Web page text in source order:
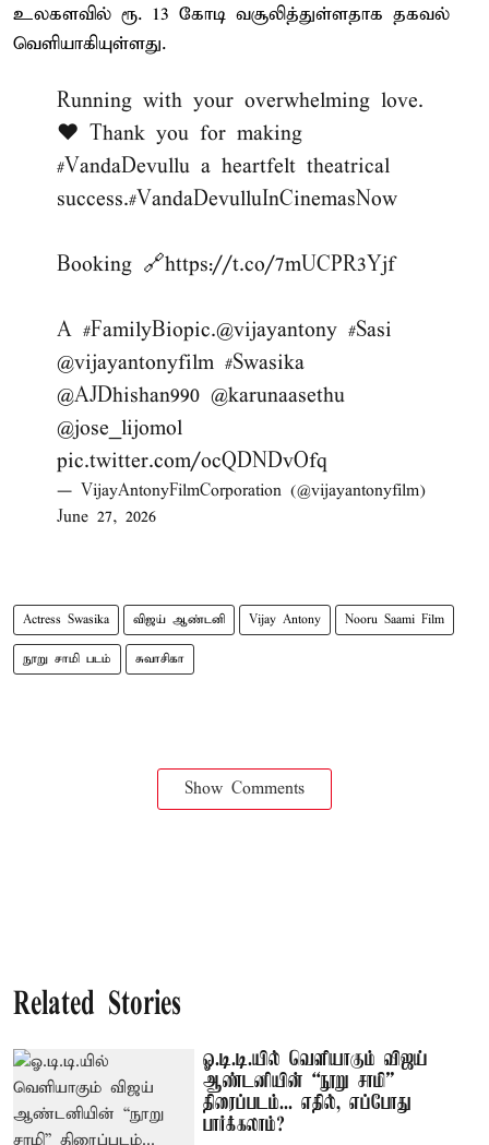
உலகளவில் ரூ. 13 கோடி வசூலித்துள்ளதாக தகவல்
வெளியாகியுள்ளது.
Running with your overwhelming love.
❤️ Thank you for making
#VandaDevullu a heartfelt theatrical
success.#VandaDevulluInCinemasNow
Booking 🔗https://t.co/7mUCPR3Yjf
A #FamilyBiopic.@vijayantony #Sasi
@vijayantonyfilm #Swasika
@AJDhishan990 @karunaasethu
@jose_lijomol
pic.twitter.com/ocQDNDvOfq
— VijayAntonyFilmCorporation (@vijayantonyfilm)
June 27, 2026
Actress Swasika விஜய் ஆண்டனி Vijay Antony Nooru Saami Film
நூறு சாமி படம் சுவாசிகா
Show Comments
Related Stories
ஓ.டி.டி.யில் வெளியாகும் விஜய்
ஆண்டனியின் “நூறு சாமி”
திரைப்படம்... எதில், எப்போது
பார்க்கலாம்?